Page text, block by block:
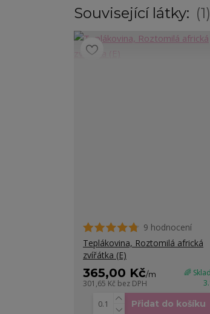
Související látky: 1
9 hodnocení
Teplákovina, Roztomilá africká
zvířátka (E)
365,00 Kč/m
301,65 Kč bez DPH
🌈
Přidat do košíku